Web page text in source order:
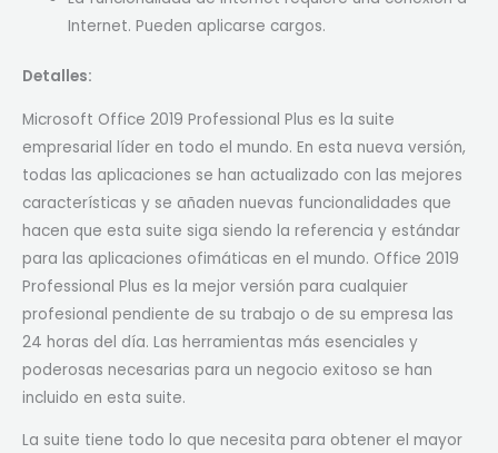
Internet. Pueden aplicarse cargos.
Detalles:
Microsoft Office 2019 Professional Plus es la suite
empresarial líder en todo el mundo. En esta nueva versión,
todas las aplicaciones se han actualizado con las mejores
características y se añaden nuevas funcionalidades que
hacen que esta suite siga siendo la referencia y estándar
para las aplicaciones ofimáticas en el mundo. Office 2019
Professional Plus es la mejor versión para cualquier
profesional pendiente de su trabajo o de su empresa las
24 horas del día. Las herramientas más esenciales y
poderosas necesarias para un negocio exitoso se han
incluido en esta suite.
La suite tiene todo lo que necesita para obtener el mayor